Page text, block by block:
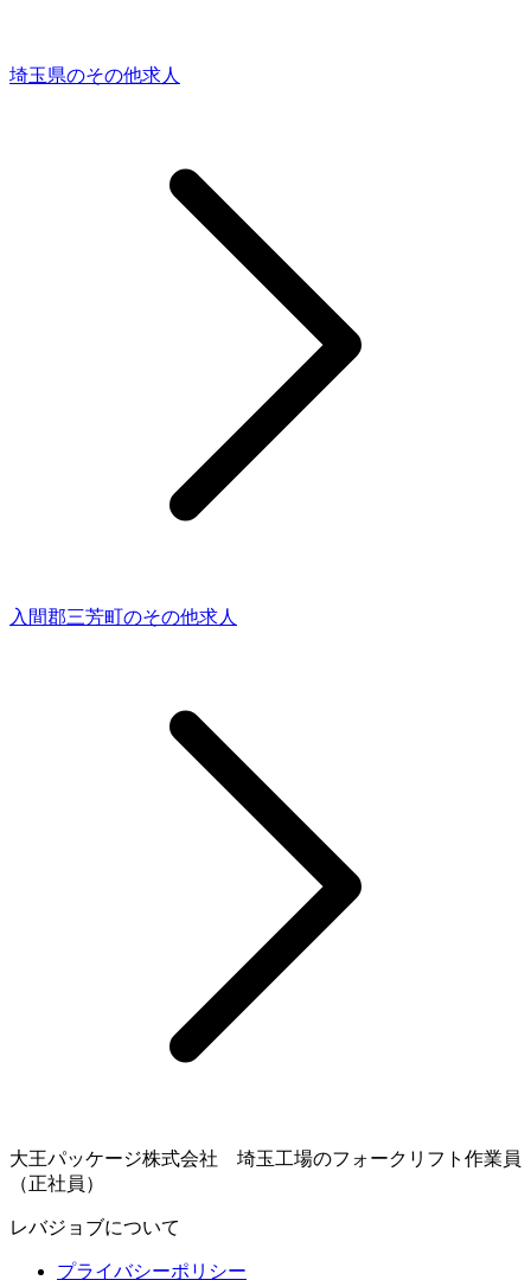
埼玉県のその他求人
入間郡三芳町のその他求人
大王パッケージ株式会社 埼玉工場のフォークリフト作業員
（正社員）
レバジョブについて
プライバシーポリシー